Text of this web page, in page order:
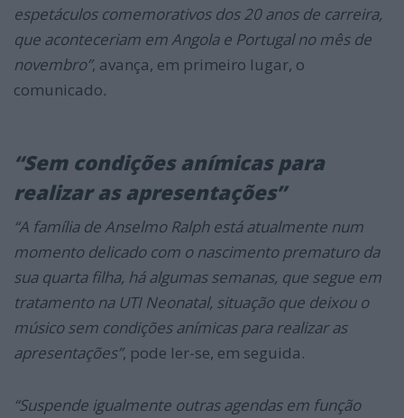
espetáculos comemorativos dos 20 anos de carreira,
que aconteceriam em Angola e Portugal no mês de
novembro”, avança, em primeiro lugar, o
comunicado.
“Sem condições anímicas para
realizar as apresentações”
“A família de Anselmo Ralph está atualmente num
momento delicado com o nascimento prematuro da
sua quarta filha, há algumas semanas, que segue em
tratamento na UTI Neonatal, situação que deixou o
músico sem condições anímicas para realizar as
apresentações”, pode ler-se, em seguida.
“Suspende igualmente outras agendas em função